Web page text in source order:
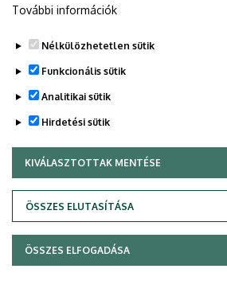
Adatvédelem
Copyright © 2026 Unideb
További információk
Nélkülözhetetlen sütik
Funkcionális sütik
Analitikai sütik
Hirdetési sütik
KIVÁLASZTOTTAK MENTÉSE
ÖSSZES ELUTASÍTÁSA
WITHDRAW CONSENT
ÖSSZES ELFOGADÁSA